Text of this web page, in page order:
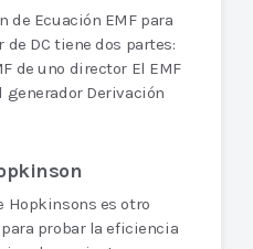
de Ecuación EMF para
de DC tiene dos partes:
de uno director El EMF
generador Derivación
Hopkinsons es otro
probar la eficiencia